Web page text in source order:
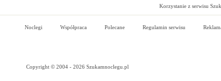
Korzystanie z serwisu
Noclegi Współpraca Polecane Regulamin serwisu
Copyright © 2004 - 2026 Szukamnoclegu.pl